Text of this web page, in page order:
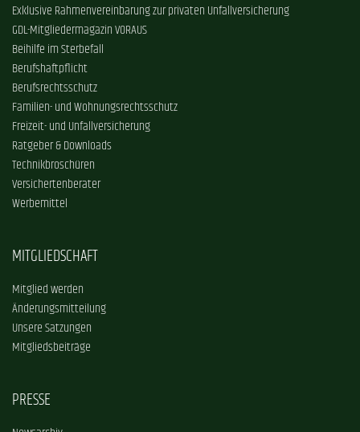
Exklusive Rahmenvereinbarung zur privaten Unfallversicherung
GDL-Mitgliedermagazin VORAUS
Beihilfe im Sterbefall
Berufshaftpflicht
Berufsrechtsschutz
Familien- und Wohnungsrechtsschutz
Freizeit- und Unfallversicherung
Ratgeber & Downloads
Technikbroschüren
Versichertenberater
Werbemittel
MITGLIEDSCHAFT
Mitglied werden
Änderungsmitteilung
Unsere Satzungen
Mitgliedsbeiträge
PRESSE